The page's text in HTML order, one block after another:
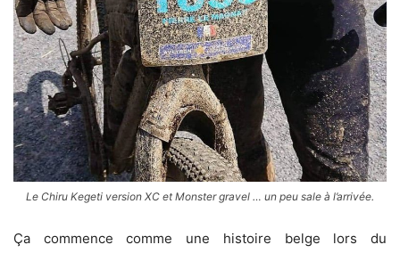
Le Chiru Kegeti version XC et Monster gravel … un peu sale à l’arrivée.
Ça commence comme une histoire belge lors du